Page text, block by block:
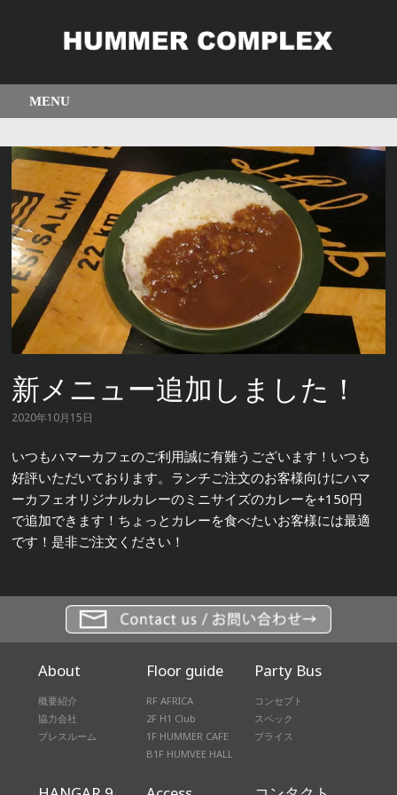
新メニュー追加しました！
2020年10月15日
いつもハマーカフェのご利用誠に有難うございます！いつも
好評いただいております。ランチご注文のお客様向けにハマ
ーカフェオリジナルカレーのミニサイズのカレーを+150円
で追加できます！ちょっとカレーを食べたいお客様には最適
です！是非ご注文ください！
About
概要紹介
協力会社
プレスルーム
Floor guide
RF AFRICA
2F H1 Club
1F HUMMER CAFE
B1F HUMVEE HALL
Party Bus
コンセプト
スペック
プライス